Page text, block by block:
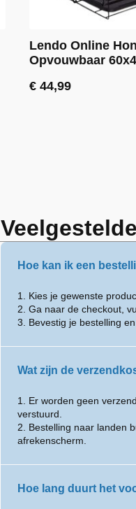
Lendo Online
Opvouwbaar
€44,99
Hoe kan ik een
1. Kies je gewenste
2. Ga naar de checkout,
3. Bevestig je bestelling
Wat zijn de
1. Er worden geen
verstuurd.
2. Bestelling naar landen
afrekenscherm.
Hoe lang duurt het